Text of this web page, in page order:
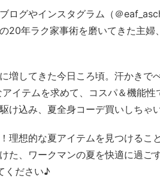
ログやインスタグラム（＠
20年ラク家事術を磨いてきた主
増してきた今日ころ頃。汗かきで
イテムを求めて、コスパ＆機能性
け込み、夏全身コーデ買いしちゃ
理想的な夏アイテムを見つけるこ
た、ワークマンの夏を快適に過ご
ください♪